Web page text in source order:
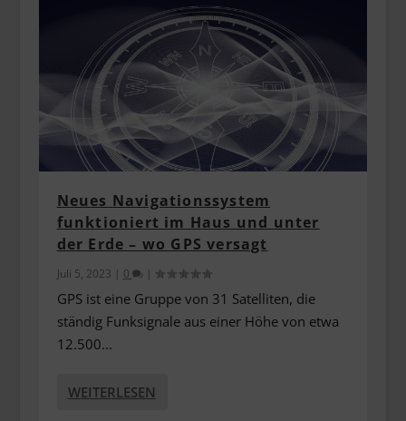
Neues Navigationssystem
funktioniert im Haus und unter
der Erde – wo GPS versagt
Juli 5, 2023 | 0 |
GPS ist eine Gruppe von 31 Satelliten, die
ständig Funksignale aus einer Höhe von etwa
12.500...
WEITERLESEN